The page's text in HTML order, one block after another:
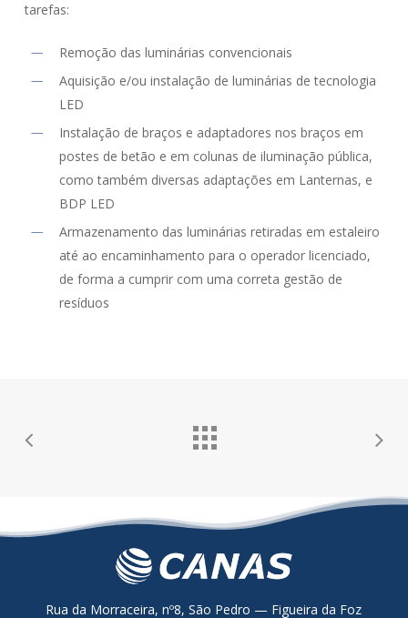
tarefas:
Remoção das luminárias convencionais
Aquisição e/ou instalação de luminárias de tecnologia
LED
Instalação de braços e adaptadores nos braços em
postes de betão e em colunas de iluminação pública,
como também diversas adaptações em Lanternas, e
BDP LED
Armazenamento das luminárias retiradas em estaleiro
até ao encaminhamento para o operador licenciado,
de forma a cumprir com uma correta gestão de
resíduos
Rua da Morraceira, nº8, São Pedro — Figueira da Foz